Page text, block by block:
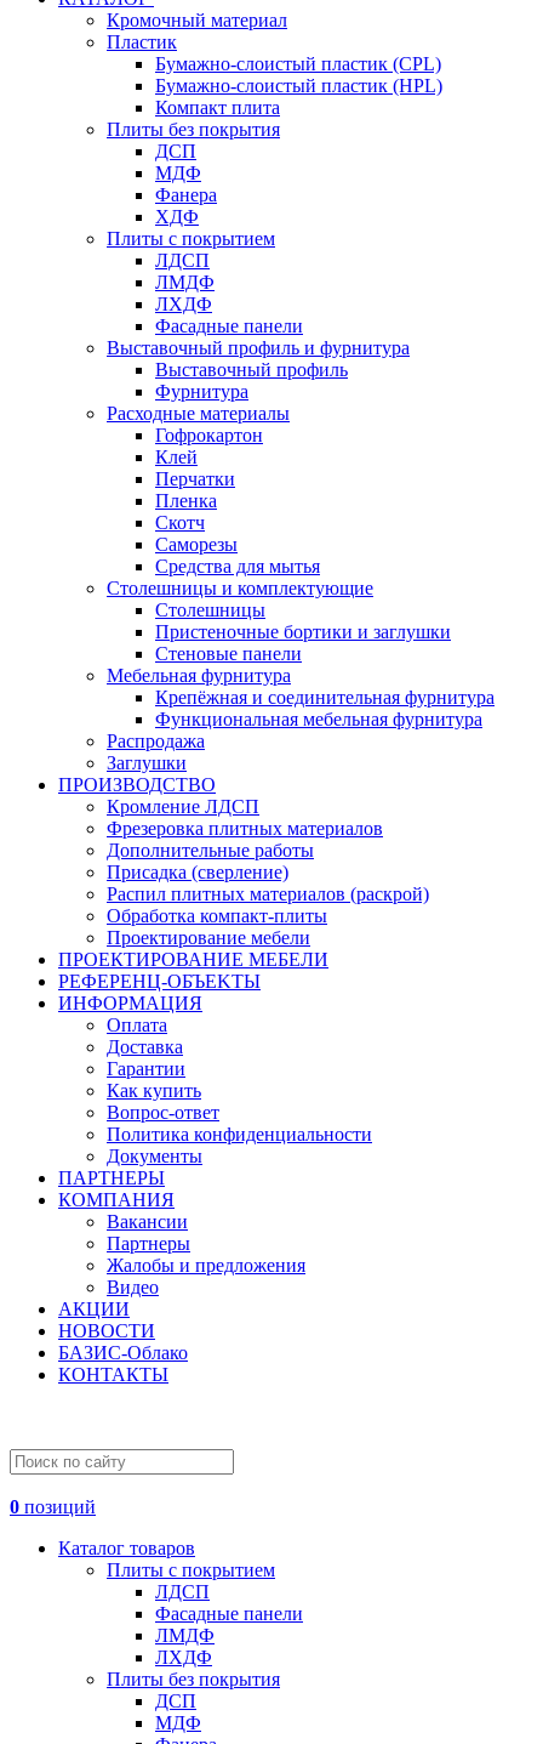
Кромочный материал
Пластик
Бумажно-слоистый пластик (CPL)
Бумажно-слоистый пластик (HPL)
Компакт плита
Плиты без покрытия
ДСП
МДФ
Фанера
ХДФ
Плиты с покрытием
ЛДСП
ЛМДФ
ЛХДФ
Фасадные панели
Выставочный профиль и фурнитура
Выставочный профиль
Фурнитура
Расходные материалы
Гофрокартон
Клей
Перчатки
Пленка
Скотч
Саморезы
Средства для мытья
Столешницы и комплектующие
Столешницы
Пристеночные бортики и заглушки
Стеновые панели
Мебельная фурнитура
Крепёжная и соединительная фурнитура
Функциональная мебельная фурнитура
Распродажа
Заглушки
ПРОИЗВОДСТВО
Кромление ЛДСП
Фрезеровка плитных материалов
Дополнительные работы
Присадка (сверление)
Распил плитных материалов (раскрой)
Обработка компакт-плиты
Проектирование мебели
ПРОЕКТИРОВАНИЕ МЕБЕЛИ
РЕФЕРЕНЦ-ОБЪЕKТЫ
ИНФОРМАЦИЯ
Оплата
Доставка
Гарантии
Как купить
Вопрос-ответ
Политика конфиденциальности
Документы
ПАРТНЕРЫ
КОМПАНИЯ
Вакансии
Партнеры
Жалобы и предложения
Видео
АКЦИИ
НОВОСТИ
БАЗИС-Облако
КОНТАКТЫ
0 позиций
Каталог товаров
Плиты с покрытием
ЛДСП
Фасадные панели
ЛМДФ
ЛХДФ
Плиты без покрытия
ДСП
МДФ